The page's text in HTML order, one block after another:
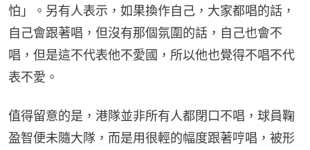
怕」。另有人表示，如果換作自己，大家都唱的話，
自己會跟著唱，但沒有那個氛圍的話，自己也會不
唱，但是這不代表他不愛國，所以他也覺得不唱不代
表不愛。
值得留意的是，港隊並非所有人都閉口不唱，球員鞠
盈智便未隨大隊，而是用很輕的幅度跟著哼唱，被形